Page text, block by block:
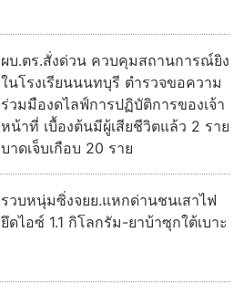
ผบ.ตร.สั่งด่วน ควบคุมสถานการณ์ยิง
ในโรงเรียนนนทบุรี ตำรวจขอความ
ร่วมมืองดไลฟ์การปฏิบัติการของเจ้า
หน้าที่ เบื้องต้นมีผู้เสียชีวิตแล้ว 2 ราย
บาดเจ็บเกือบ 20 ราย
รวบหนุ่มซิ่งจยย.แหกด่านชนเสาไฟ
ยึดไอซ์ 1.1 กิโลกรัม-ยาบ้าซุกใต้เบาะ